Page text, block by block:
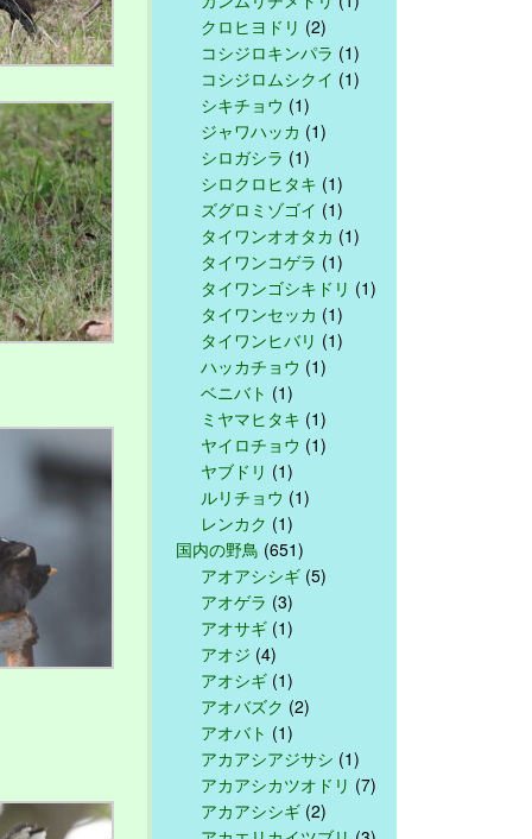
クロヒヨドリ (2)
コシジロキンパラ (1)
コシジロムシクイ (1)
シキチョウ (1)
ジャワハッカ (1)
シロガシラ (1)
シロクロヒタキ (1)
ズグロミゾゴイ (1)
タイワンオオタカ (1)
タイワンコゲラ (1)
タイワンゴシキドリ (1)
タイワンセッカ (1)
タイワンヒバリ (1)
ハッカチョウ (1)
ベニバト (1)
ミヤマヒタキ (1)
ヤイロチョウ (1)
ヤブドリ (1)
ルリチョウ (1)
レンカク (1)
国内の野鳥 (651)
アオアシシギ (5)
アオゲラ (3)
アオサギ (1)
アオジ (4)
アオシギ (1)
アオバズク (2)
アオバト (1)
アカアシアジサシ (1)
アカアシカツオドリ (7)
アカアシシギ (2)